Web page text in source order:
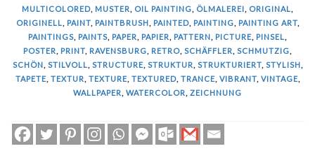
MULTICOLORED, MUSTER, OIL PAINTING, ÖLMALEREI, ORIGINAL,
ORIGINELL, PAINT, PAINTBRUSH, PAINTED, PAINTING, PAINTING ART,
PAINTINGS, PAINTS, PAPER, PAPIER, PATTERN, PICTURE, PINSEL,
POSTER, PRINT, RAVENSBURG, RETRO, SCHÄFFLER, SCHMUTZIG,
SCHÖN, STILVOLL, STRUCTURE, STRUKTUR, STRUKTURIERT, STYLISH,
TAPETE, TEXTUR, TEXTURE, TEXTURED, TRANCE, VIBRANT, VINTAGE,
WALLPAPER, WATERCOLOR, ZEICHNUNG